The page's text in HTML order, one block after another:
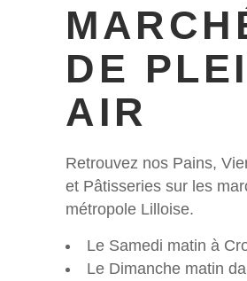
DE
AIR
Retrouvez nos Pains,
et Pâtisseries sur les
métropole Lilloise.
Le Samedi matin à
Le Dimanche matin